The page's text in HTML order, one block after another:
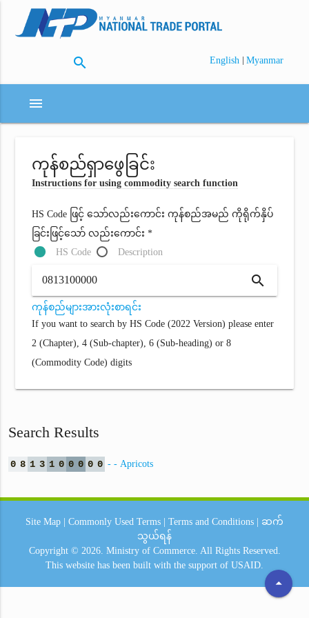
search English | Myanmar
menu
ကုန်စည်ရှာဖွေခြင်း
Instructions for using commodity search function
HS Code ဖြင့် သော်လည်းကောင်း ကုန်စည်အမည် ကိုရိုက်နှိပ်
ခြင်းဖြင့်သော် လည်းကောင်း *
HS Code
Description
search
ကုန်စည်များအားလုံးစာရင်း
If you want to search by HS Code (2022 Version) please enter
2 (Chapter), 4 (Sub-chapter), 6 (Sub-heading) or 8
(Commodity Code) digits
Search Results
0 8 1 3 1 0 0 0 0 0 - - Apricots
arrow_drop_up
Site Map Commonly Used Terms Terms and Conditions
ဆက်
သွယ်ရန်
Copyright © 2026. Ministry of Commerce. All Rights Reserved.
This website has been built with the support of USAID.